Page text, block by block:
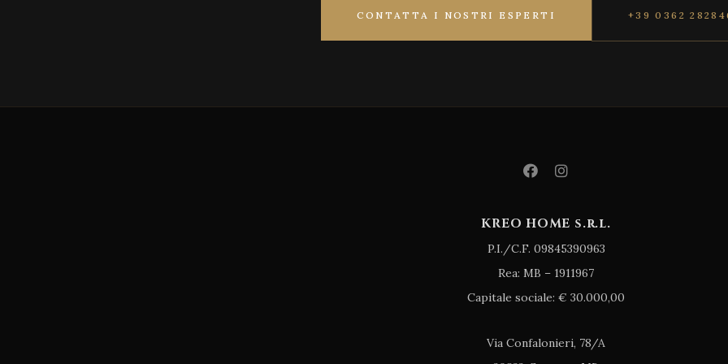
CONTATTA I NOSTRI ESPERTI +39 0362
KREO HOME s.r.l.
P.I./C.F. 09845390963
Rea: MB – 1911967
Capitale sociale: € 30.000,00
Via Confalonieri, 78/A